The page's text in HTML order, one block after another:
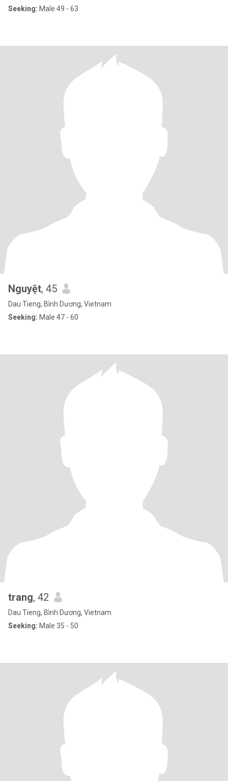
Seeking: Male 49 - 63
Nguyệt, 45
Dau Tieng, Bình Dương, Vietnam
Seeking: Male 47 - 60
trang, 42
Dau Tieng, Bình Dương, Vietnam
Seeking: Male 35 - 50